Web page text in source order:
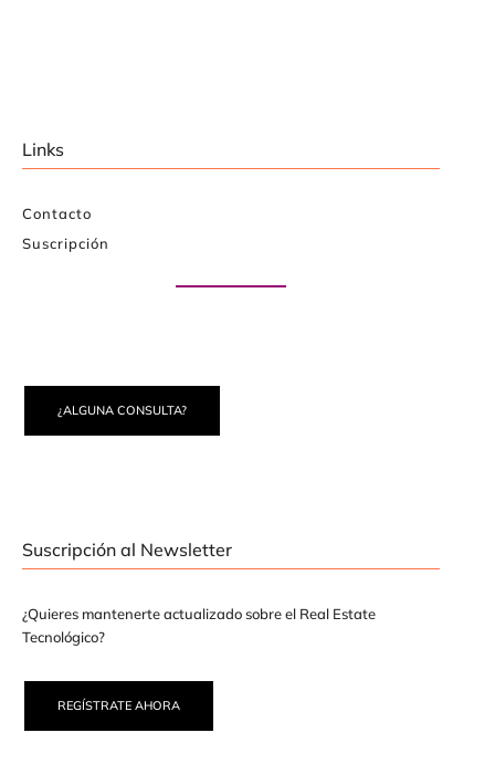
Links
Contacto
Suscripción
¿ALGUNA CONSULTA?
Suscripción al Newsletter
¿Quieres mantenerte actualizado sobre el Real Estate
Tecnológico?
REGÍSTRATE AHORA